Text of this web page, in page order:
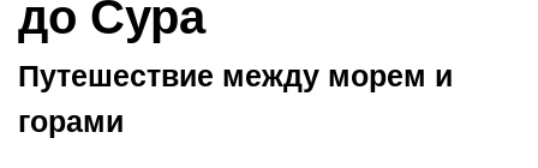
до Сура
Путешествие между морем и
горами